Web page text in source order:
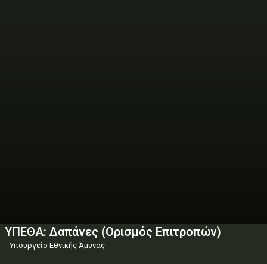
ΥΠΕΘΑ: Δαπάνες (Ορισμός Επιτροπών)
Υπουργείο Εθνικής Άμυνας